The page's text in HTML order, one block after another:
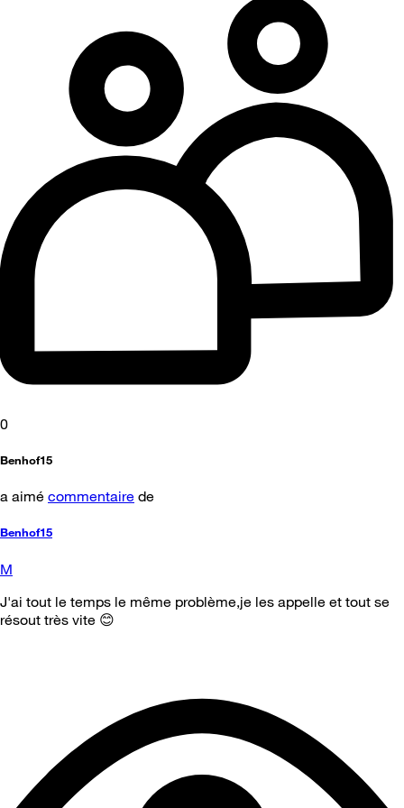
0
Benhof15
a aimé commentaire de
Benhof15
M
J'ai tout le temps le même problème,je les appelle et tout se
résout très vite 😊